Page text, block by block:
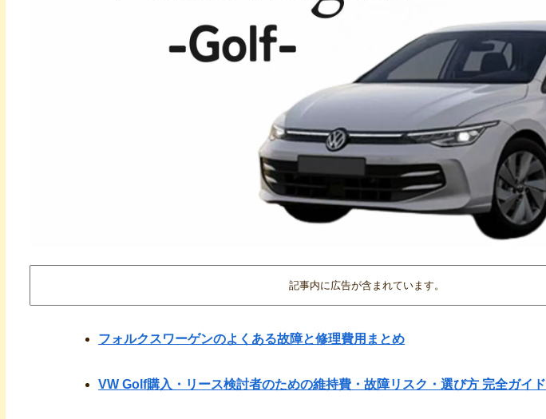
記事内に広告が含まれています。
フォルクスワーゲンのよくある故障と修理費用まとめ
VW Golf購入・リース検討者のための維持費・故障リスク・選び方 完全ガイド